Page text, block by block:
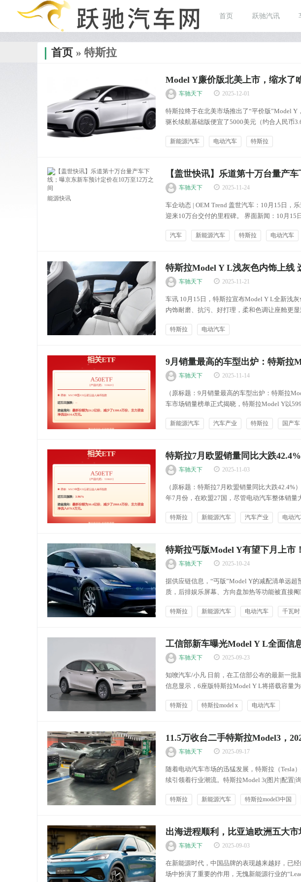
首页 跃驰汽讯
首页» 特斯拉
Model Y廉价版北美上市，缩水了
车驰天下 2025-12-01
特斯拉终于在北美市场推出了“平价版”Model
驱长续航基础版便宜了5000美元（约合人民币
而，为了实现更低的价格，新车在多个方面进行
新能源汽车 电动汽车 特斯拉
能源快讯
【盖世快讯】乐道第十万台量产
间
车驰天下 2025-11-24
车企动态 | OEM Trend 盖世汽车：10月15日，
迎来10万台交付的里程碑。 界面新闻：10月
汽车 新能源汽车 特斯拉 电动汽车
特斯拉Model Y L浅灰色内饰上线
车驰天下 2025-11-21
车讯 10月15日，特斯拉宣布Model Y L全新浅
内饰耐磨、抗污、好打理，柔和色调让座舱更
节上...
特斯拉 电动汽车
9月销量最高的车型出炉：特斯拉
车驰天下 2025-11-14
（原标题：9月销量最高的车型出炉：特斯拉
车市场销量榜单正式揭晓，特斯拉Model Y以
Model Y之后的是宏光MINI（...
新能源汽车 汽车产业 特斯拉 国产车
特斯拉7月欧盟销量同比大跌42.4%
车驰天下 2025-11-03
（原标题：特斯拉7月欧盟销量同比大跌
年7月份，在欧盟27国，尽管电动汽车整体销量
0.7%。 新款Model Y；图片来源：...
特斯拉 新能源汽车 汽车产业 电动汽
特斯拉丐版Model Y有望下月上市
车驰天下 2025-10-24
据供应链信息，“丐版”Model Y的减配清单远
质，后排娱乐屏幕、方向盘加热等功能被直接
配背后是特斯拉的业绩压力...
特斯拉 新能源汽车 电动汽车 千瓦时
工信部新车曝光Model Y L全面信
车驰天下 2025-09-23
知嘹汽车/小凡 日前，在工信部公布的最新一
信息显示，6座版特斯拉Model Y L将搭载容量
特斯拉 特斯拉model x 电动汽车
11.5万收台二手特斯拉Model3，
车驰天下 2025-09-17
随着电动汽车市场的迅猛发展，特斯拉（Tesla
续引领着行业潮流。特斯拉Model 3(图片|配置|
验和环保特性，更因为它所代表的未来出行方
特斯拉 新能源汽车 特斯拉model3中国
出海进程顺利，比亚迪欧洲五大
车驰天下 2025-09-03
在新能源时代，中国品牌的表现越来越好，已
场中扮演了重要的作用，无愧新能源行业的